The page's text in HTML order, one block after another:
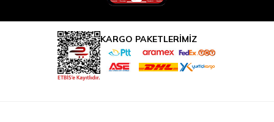
KARGO PAKETLERİMİZ